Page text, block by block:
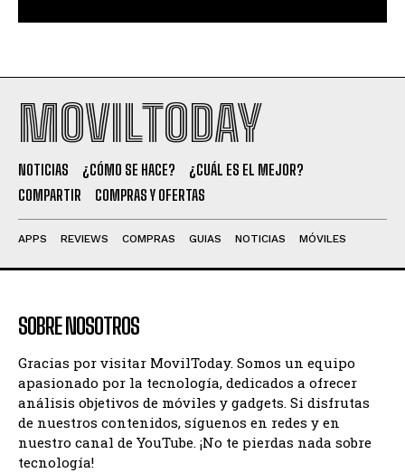
MOVILTODAY
NOTICIAS ¿CÓMO SE HACE?
¿CUÁL ES EL MEJOR?
COMPARTIR
COMPRAS Y OFERTAS
APPS REVIEWS COMPRAS GUIAS NOTICIAS MÓVILES
SOBRE NOSOTROS
Gracias por visitar MovilToday. Somos un equipo
apasionado por la tecnología, dedicados a ofrecer
análisis objetivos de móviles y gadgets. Si disfrutas
de nuestros contenidos, síguenos en redes y en
nuestro canal de YouTube. ¡No te pierdas nada sobre
tecnología!